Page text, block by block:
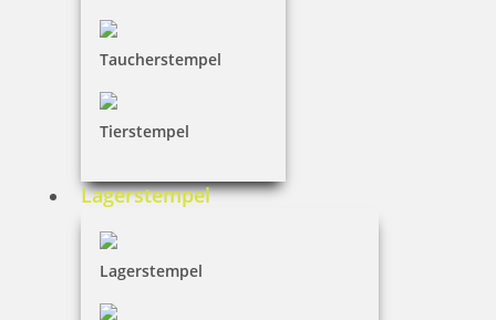
Taucherstempel
Tierstempel
Lagerstempel
Lagerstempel
Printy 4924 Tauchstempel 09 Taucherstempel Motiv
33,70 €
Jetzt gestalten